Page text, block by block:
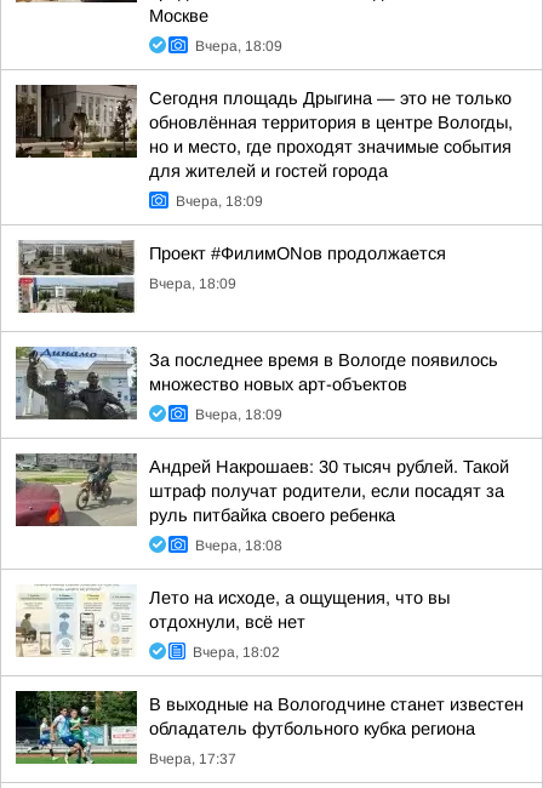
Москве
Вчера, 18:09
Сегодня площадь Дрыгина — это не только
обновлённая территория в центре Вологды,
но и место, где проходят значимые события
для жителей и гостей города
Вчера, 18:09
Проект #ФилимONов продолжается
Вчера, 18:09
За последнее время в Вологде появилось
множество новых арт-объектов
Вчера, 18:09
Андрей Накрошаев: 30 тысяч рублей. Такой
штраф получат родители, если посадят за
руль питбайка своего ребенка
Вчера, 18:08
Лето на исходе, а ощущения, что вы
отдохнули, всё нет
Вчера, 18:02
В выходные на Вологодчине станет известен
обладатель футбольного кубка региона
Вчера, 17:37